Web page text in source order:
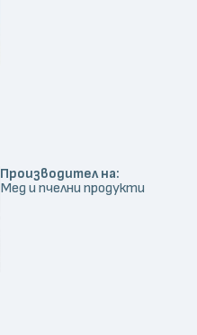
Производител на:
Мед и пчелни продукти